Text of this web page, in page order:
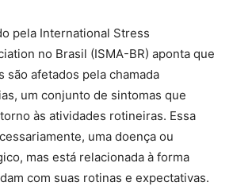
pela International Stress
no Brasil (ISMA-BR) aponta que
são afetados pela chamada
um conjunto de sintomas que
às atividades rotineiras. Essa
uma doença ou
mas está relacionada à forma
com suas rotinas e expectativas.